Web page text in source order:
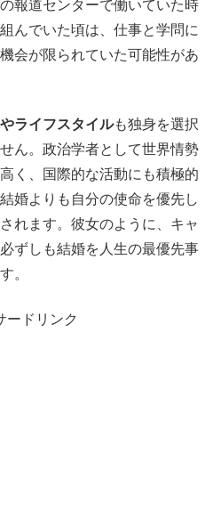
報道センターで働いていた時
んでいた頃は、仕事と学問に
会が限られていた可能性があ
ライフスタイルも独身を選択
ん。政治学者として世界情勢
く、国際的な活動にも積極的
婚よりも自分の使命を優先し
れます。彼女のように、キャ
ずしも結婚を人生の最優先事
。
ードリンク